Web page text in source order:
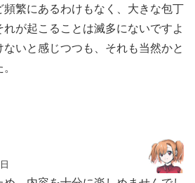
繁にあるわけもなく、大きな包丁
が起こることは滅多にないですよ
いと感じつつも、それも当然かと